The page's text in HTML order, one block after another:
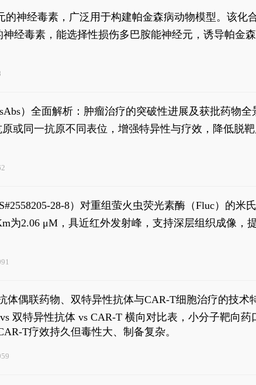
的神经毒素，广泛用于构建帕金森病动物模型。该
部多巴胺能神经元，从而可靠模拟帕金森病的核心病
经毒素，能选择性损伤多巴胺能神经元，诱导帕金
）全面解析：肿瘤治疗的突破性进展及获批药物全
或同一抗原不同表位，增强特异性与疗效，降低脱
28-8）对重组萤火虫荧光素酶（Fluc）的
实现活体动物模型中极低给药剂量下的高灵敏度、非
为2.06 μM，具近红外发射峰，支持深层组织成像
体偶联药物、双特异性抗体与CAR-T细胞治疗的技术
双特异性抗体 vs CAR-T 横向对比表，小分子靶向
T疗效持久但毒性大、制备复杂。